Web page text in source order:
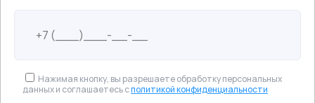
Нажимая кнопку, вы разрешаете обработку персональных
данных и соглашаетесь сполитикой конфиденциальности